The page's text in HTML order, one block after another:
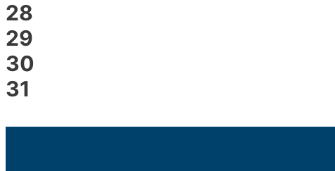
28
29
30
31